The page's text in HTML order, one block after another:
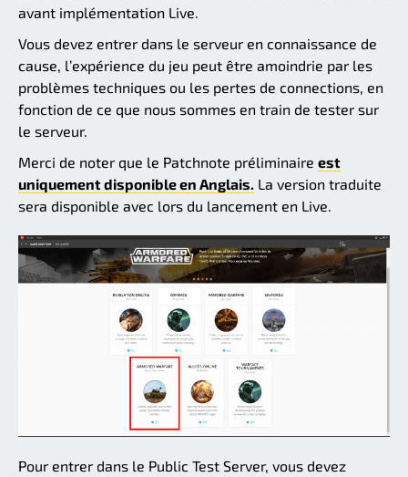
avant implémentation Live.
Vous devez entrer dans le serveur en connaissance de
cause, l’expérience du jeu peut être amoindrie par les
problèmes techniques ou les pertes de connections, en
fonction de ce que nous sommes en train de tester sur
le serveur.
Merci de noter que le Patchnote préliminaire est
uniquement disponible en Anglais. La version traduite
sera disponible avec lors du lancement en Live.
Pour entrer dans le Public Test Server, vous devez